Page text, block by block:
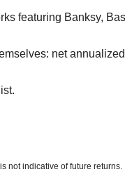
featuring Banksy,
net
not indicative of future